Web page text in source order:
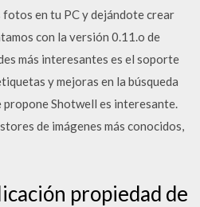
fotos en tu PC y dejándote crear
con la versión 0.11.o de
más interesantes es el soporte
y mejoras en la búsqueda
propone Shotwell es interesante.
de imágenes más conocidos,
propiedad de